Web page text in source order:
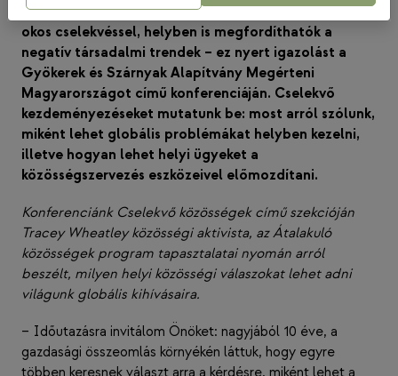
Beszélgetéssel, együttműködéssel, érzékenységgel,
okos cselekvéssel, helyben is megfordíthatók a
negatív társadalmi trendek – ez nyert igazolást a
Gyökerek és Szárnyak Alapítvány Megérteni
Magyarországot című konferenciáján. Cselekvő
kezdeményezéseket mutatunk be: most arról szólunk,
miként lehet globális problémákat helyben kezelni,
illetve hogyan lehet helyi ügyeket a
közösségszervezés eszközeivel előmozdítani.
Konferenciánk Cselekvő közösségek című szekcióján
Tracey Wheatley közösségi aktivista, az Átalakuló
közösségek program tapasztalatai nyomán arról
beszélt, milyen helyi közösségi válaszokat lehet adni
világunk globális kihívásaira.
– Időutazásra invitálom Önöket: nagyjából 10 éve, a
gazdasági összeomlás környékén láttuk, hogy egyre